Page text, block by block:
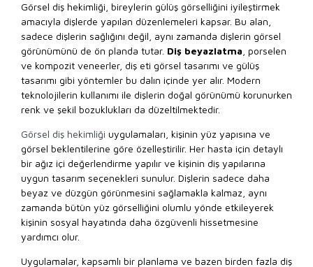
Görsel diş hekimliği, bireylerin gülüş görselliğini iyileştirmek
amacıyla dişlerde yapılan düzenlemeleri kapsar. Bu alan,
sadece dişlerin sağlığını değil, aynı zamanda dişlerin görsel
görünümünü de ön planda tutar. Diş beyazlatma , porselen
ve kompozit veneerler, diş eti görsel tasarımı ve gülüş
tasarımı gibi yöntemler bu dalın içinde yer alır. Modern
teknolojilerin kullanımı ile dişlerin doğal görünümü korunurken
renk ve şekil bozuklukları da düzeltilmektedir.
Görsel diş hekimliği uygulamaları, kişinin yüz yapısına ve
görsel beklentilerine göre özelleştirilir. Her hasta için detaylı
bir ağız içi değerlendirme yapılır ve kişinin diş yapılarına
uygun tasarım seçenekleri sunulur. Dişlerin sadece daha
beyaz ve düzgün görünmesini sağlamakla kalmaz, aynı
zamanda bütün yüz görselliğini olumlu yönde etkileyerek
kişinin sosyal hayatında daha özgüvenli hissetmesine
yardımcı olur.
Uygulamalar, kapsamlı bir planlama ve bazen birden fazla diş